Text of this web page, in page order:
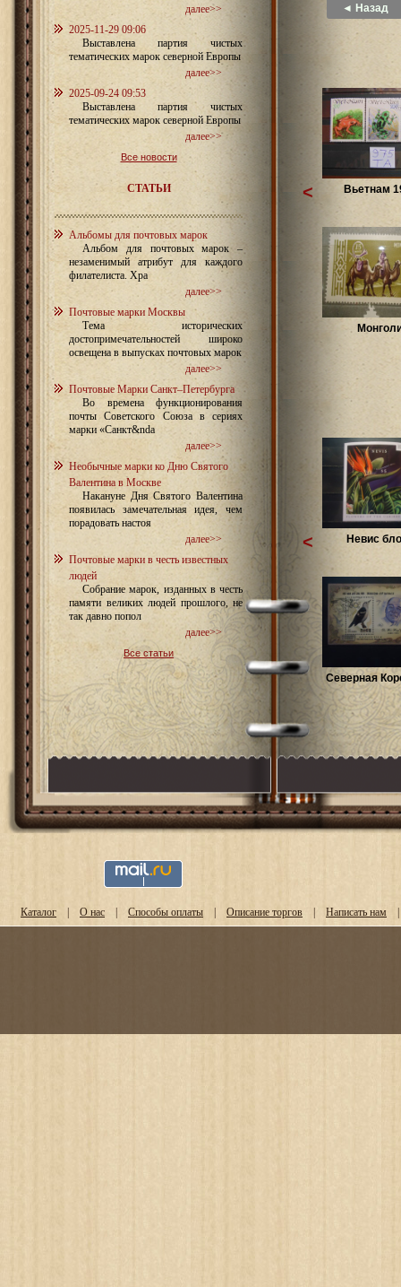
далее>>
2025-11-29 09:06
Выставлена партия чистых
тематических марок северной Европы
далее>>
2025-09-24 09:53
Выставлена партия чистых
тематических марок северной Европы
далее>>
Все новости
СТАТЬИ
Альбомы для почтовых марок
Альбом для почтовых марок –
незаменимый атрибут для каждого
филателиста. Хра
далее>>
Почтовые марки Москвы
Тема исторических
достопримечательностей широко
освещена в выпусках почтовых марок
далее>>
Почтовые Марки Санкт–Петербурга
Во времена функционирования
почты Советского Союза в сериях
марки «Санкт&nda
далее>>
Необычные марки ко Дню Святого
Валентина в Москве
Накануне Дня Святого Валентина
появилась замечательная идея, чем
порадовать настоя
далее>>
Почтовые марки в честь известных
людей
Собрание марок, изданных в честь
памяти великих людей прошлого, не
так давно попол
далее>>
Все статьи
◄ Назад
Вьетнам
<
Невис
Северная
<
Каталог | О нас | Способы оплаты | Описание торгов | Написать нам |